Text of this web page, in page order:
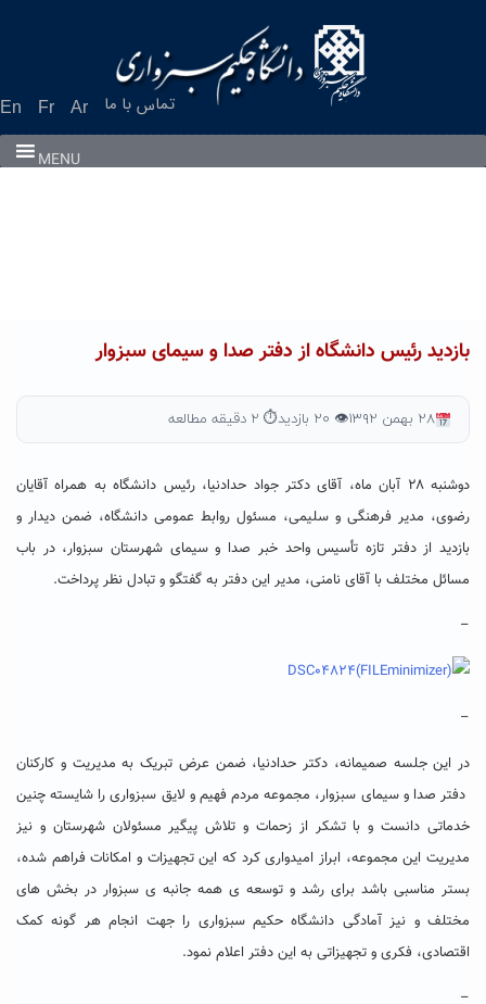
En Fr Ar تماس با ما
MENU
بازدید رئیس دانشگاه از دفتر صدا و سیمای سبزوار
۲۸ بهمن ۱۳۹۲ 👁 ۲۰ بازدید ⏱ ۲ دقیقه مطالعه
دوشنبه ۲۸ آبان ماه، آقای دکتر جواد حدادنیا، رئیس دانشگاه به همراه آقایان
رضوی، مدیر فرهنگی و سلیمی، مسئول روابط عمومی دانشگاه، ضمن دیدار و
بازدید از دفتر تازه تأسیس واحد خبر صدا و سیمای شهرستان سبزوار، در باب
مسائل مختلف با آقای نامنی، مدیر این دفتر به گفتگو و تبادل نظر پرداخت.
–
–
در این جلسه صمیمانه، دکتر حدادنیا، ضمن عرض تبریک به مدیریت و کارکنان
دفتر صدا و سیمای سبزوار، مجموعه مردم فهیم و لایق سبزواری را شایسته چنین
خدماتی دانست و با تشکر از زحمات و تلاش پیگیر مسئولان شهرستان و نیز
مدیریت این مجموعه، ابراز امیدواری کرد که این تجهیزات و امکانات فراهم شده،
بستر مناسبی باشد برای رشد و توسعه ی همه جانبه ی سبزوار در بخش های
مختلف و نیز آمادگی دانشگاه حکیم سبزواری را جهت انجام هر گونه کمک
اقتصادی، فکری و تجهیزاتی به این دفتر اعلام نمود.
–